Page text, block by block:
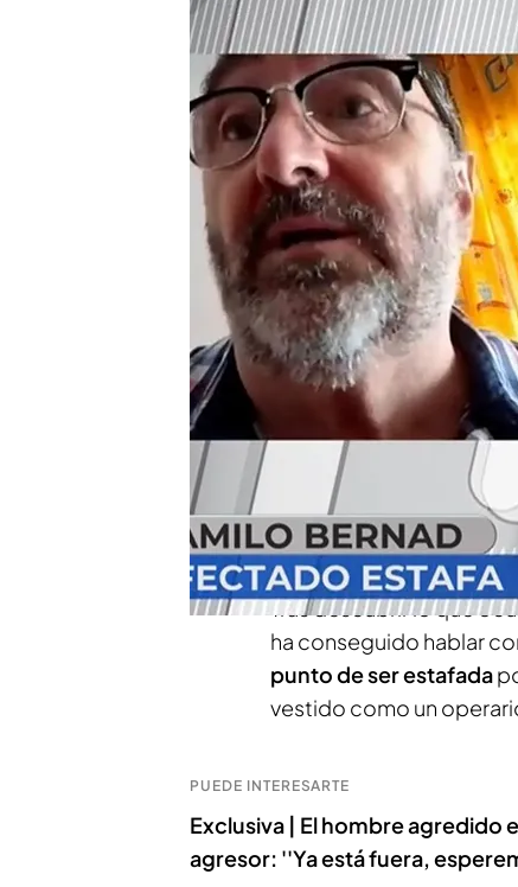
Déborah De la Calle
07 AGO 2025 - 12:26h.
El estafador se viste
sus víctimas
Los vecinos de la
podría tener el dinero
Compartir
estafas están a la
es lo que está
para conocer a fondo
hace pasar por
un falso
acaba quitándoles el
Tras descubrir lo que
ha conseguido hablar
punto de ser estafada
vestido como un
PUEDE INTERESARTE
Exclusiva | El hombre agredido
agresor: ''Ya está fuera,